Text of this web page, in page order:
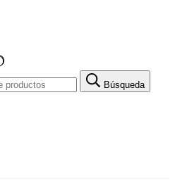
Búsqueda